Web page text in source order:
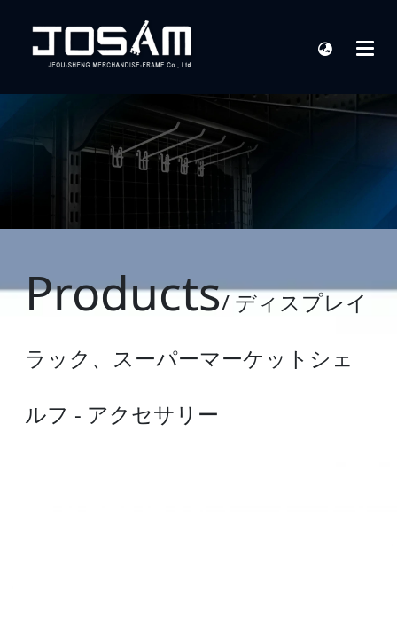
Products/ ディスプレイ
ラック、スーパーマーケットシェ
ルフ - アクセサリー